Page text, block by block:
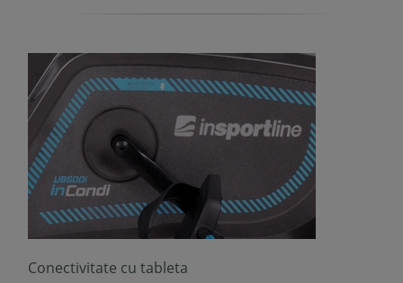
Conectivitate cu tableta